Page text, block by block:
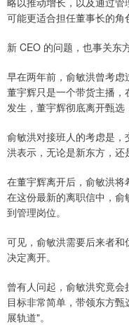
可能更适合担任董事长的角
新 CEO 的问题，也事关东
早在两年前，俞敏洪曾考
董宇辉只是一个带货主播
发生，董宇辉彻底离开甄选
俞敏洪对接班人的考虑是
洪表示，无论是新东方，还
在董宇辉离开后，俞敏洪
在这份最新的离职信中，
到管理岗位。
可见，俞敏洪需要后来者
决定离开。
曾有人问起，俞敏洪究竟
目标非常简单，带领东方
展轨道"。